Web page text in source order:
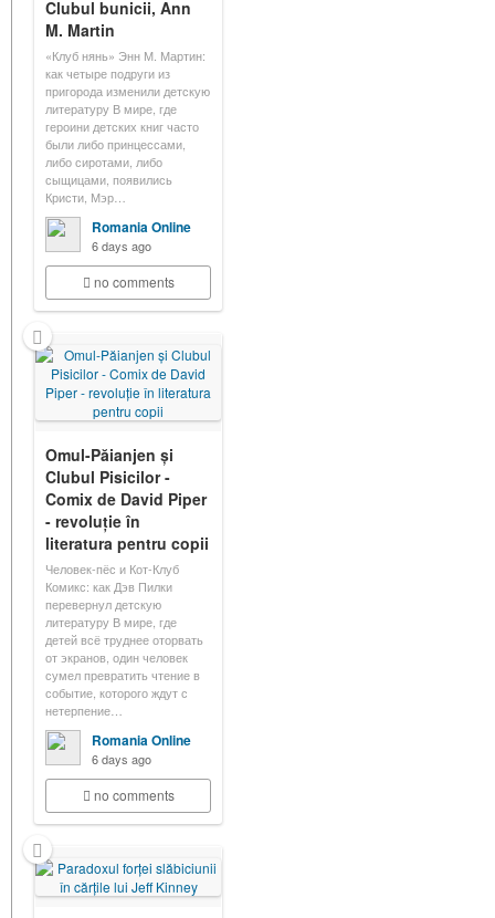
Clubul bunicii, Ann
M. Martin
«Клуб нянь» Энн М. Мартин:
как четыре подруги из
пригорода изменили детскую
литературу В мире, где
героини детских книг часто
были либо принцессами,
либо сиротами, либо
сыщицами, появились
Кристи, Мэр…
Romania Online
6 days ago
no comments
Omul-Păianjen și
Clubul Pisicilor -
Comix de David Piper
- revoluție în
literatura pentru copii
Человек-пёс и Кот-Клуб
Комикс: как Дэв Пилки
перевернул детскую
литературу В мире, где
детей всё труднее оторвать
от экранов, один человек
сумел превратить чтение в
событие, которого ждут с
нетерпение…
Romania Online
6 days ago
no comments